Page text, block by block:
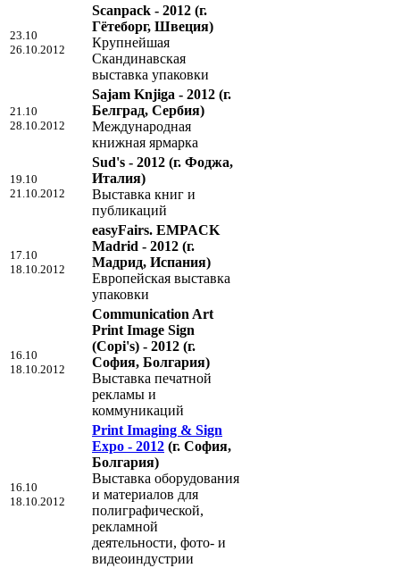
23.10
26.10.2012
Scanpack - 2012 (г.
Гётеборг, Швеция)
Крупнейшая
Скандинавская
выставка упаковки
21.10
28.10.2012
Sajam Knjiga - 2012 (г.
Белград, Сербия)
Международная
книжная ярмарка
19.10
21.10.2012
Sud's - 2012 (г. Фоджа,
Италия)
Выставка книг и
публикаций
17.10
18.10.2012
easyFairs. EMPACK
Madrid - 2012 (г.
Мадрид, Испания)
Европейская выставка
упаковки
16.10
18.10.2012
Communication Art
Print Image Sign
(Copi's) - 2012 (г.
София, Болгария)
Выставка печатной
рекламы и
коммуникаций
16.10
18.10.2012
Print Imaging & Sign
Expo - 2012 (г. София,
Болгария)
Выставка оборудования
и материалов для
полиграфической,
рекламной
деятельности, фото- и
видеоиндустрии